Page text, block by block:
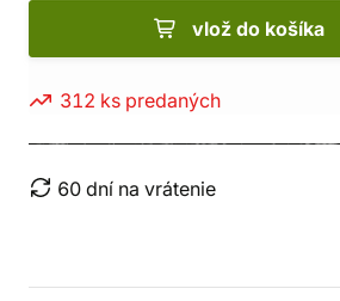
vlož do košíka
312 ks predaných
60 dní na vrátenie